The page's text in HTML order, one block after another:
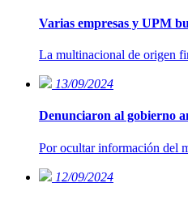
Varias empresas y UPM
La multinacional de origen
13/09/2024
Denunciaron al gobierno
Por ocultar información del
12/09/2024